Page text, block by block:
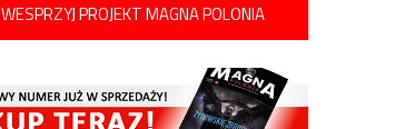
WESPRZYJ PROJEKT MAGNA POLONIA